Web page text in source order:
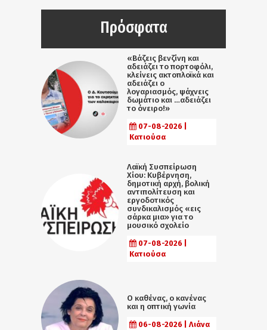
Πρόσφατα
«Βάζεις βενζίνη και
αδειάζει το πορτοφόλι,
κλείνεις ακτοπλοϊκά και
αδειάζει ο
λογαριασμός, ψάχνεις
δωμάτιο και …αδειάζει
το όνειρο!»
07-08-2026 |
Κατιούσα
Λαϊκή Συσπείρωση
Χίου: Κυβέρνηση,
δημοτική αρχή, βολική
αντιπολίτευση και
εργοδοτικός
συνδικαλισμός «εις
σάρκα μια» για το
μουσικό σχολείο
07-08-2026 |
Κατιούσα
Ο καθένας, ο κανένας
και η οπτική γωνία
06-08-2026 | Λιάνα